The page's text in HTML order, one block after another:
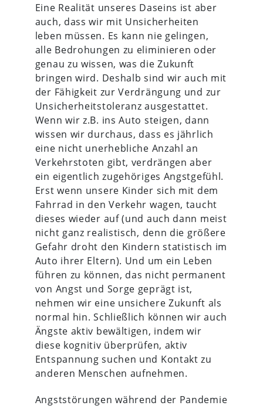
Eine Realität unseres Daseins ist aber
auch, dass wir mit Unsicherheiten
leben müssen. Es kann nie gelingen,
alle Bedrohungen zu eliminieren oder
genau zu wissen, was die Zukunft
bringen wird. Deshalb sind wir auch mit
der Fähigkeit zur Verdrängung und zur
Unsicherheitstoleranz ausgestattet.
Wenn wir z.B. ins Auto steigen, dann
wissen wir durchaus, dass es jährlich
eine nicht unerhebliche Anzahl an
Verkehrstoten gibt, verdrängen aber
ein eigentlich zugehöriges Angstgefühl.
Erst wenn unsere Kinder sich mit dem
Fahrrad in den Verkehr wagen, taucht
dieses wieder auf (und auch dann meist
nicht ganz realistisch, denn die größere
Gefahr droht den Kindern statistisch im
Auto ihrer Eltern). Und um ein Leben
führen zu können, das nicht permanent
von Angst und Sorge geprägt ist,
nehmen wir eine unsichere Zukunft als
normal hin. Schließlich können wir auch
Ängste aktiv bewältigen, indem wir
diese kognitiv überprüfen, aktiv
Entspannung suchen und Kontakt zu
anderen Menschen aufnehmen.
Angststörungen während der Pandemie